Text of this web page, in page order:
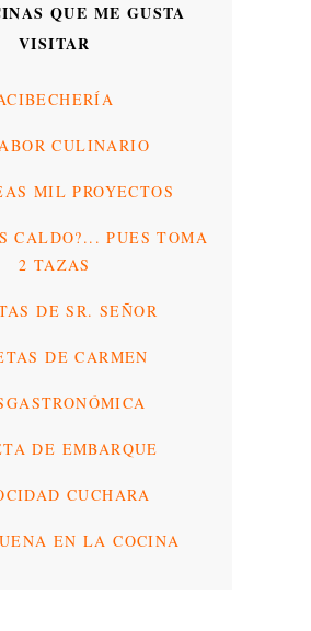
QUE ME GUSTA
VISITAR
CULINARIO
MIL PROYECTOS
CALDO?... PUES TOMA
2 TAZAS
DE SR. SEÑOR
DE CARMEN
DE EMBARQUE
CUCHARA
EN LA COCINA